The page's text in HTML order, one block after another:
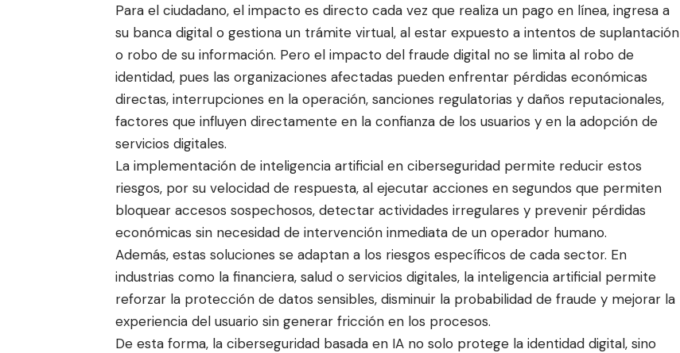
Para el ciudadano, el impacto es directo cada vez que realiza un pago en línea, ingresa a
su banca digital o gestiona un trámite virtual, al estar expuesto a intentos de suplantación
o robo de su información. Pero el impacto del fraude digital no se limita al robo de
identidad, pues las organizaciones afectadas pueden enfrentar pérdidas económicas
directas, interrupciones en la operación, sanciones regulatorias y daños reputacionales,
factores que influyen directamente en la confianza de los usuarios y en la adopción de
servicios digitales.
La implementación de inteligencia artificial en ciberseguridad permite reducir estos
riesgos, por su velocidad de respuesta, al ejecutar acciones en segundos que permiten
bloquear accesos sospechosos, detectar actividades irregulares y prevenir pérdidas
económicas sin necesidad de intervención inmediata de un operador humano.
Además, estas soluciones se adaptan a los riesgos específicos de cada sector. En
industrias como la financiera, salud o servicios digitales, la inteligencia artificial permite
reforzar la protección de datos sensibles, disminuir la probabilidad de fraude y mejorar la
experiencia del usuario sin generar fricción en los procesos.
De esta forma, la ciberseguridad basada en IA no solo protege la identidad digital, sino